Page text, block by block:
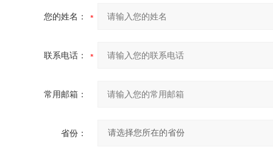
您的姓名：
联系电话：
常用邮箱：
省份：